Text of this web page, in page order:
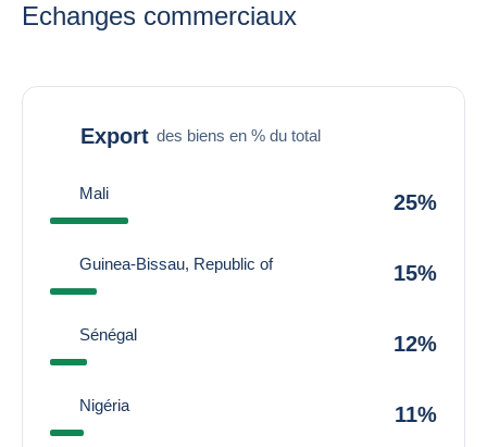
Echanges commerciaux
Export des biens en % du total
Mali 25%
Guinea-Bissau, Republic of 15%
Sénégal 12%
Nigéria 11%